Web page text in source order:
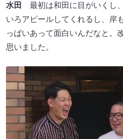
水田
最初は和田に目がいくし
いろアピールしてくれるし、岸
っぱいあって面白いんだなと。
思いました。